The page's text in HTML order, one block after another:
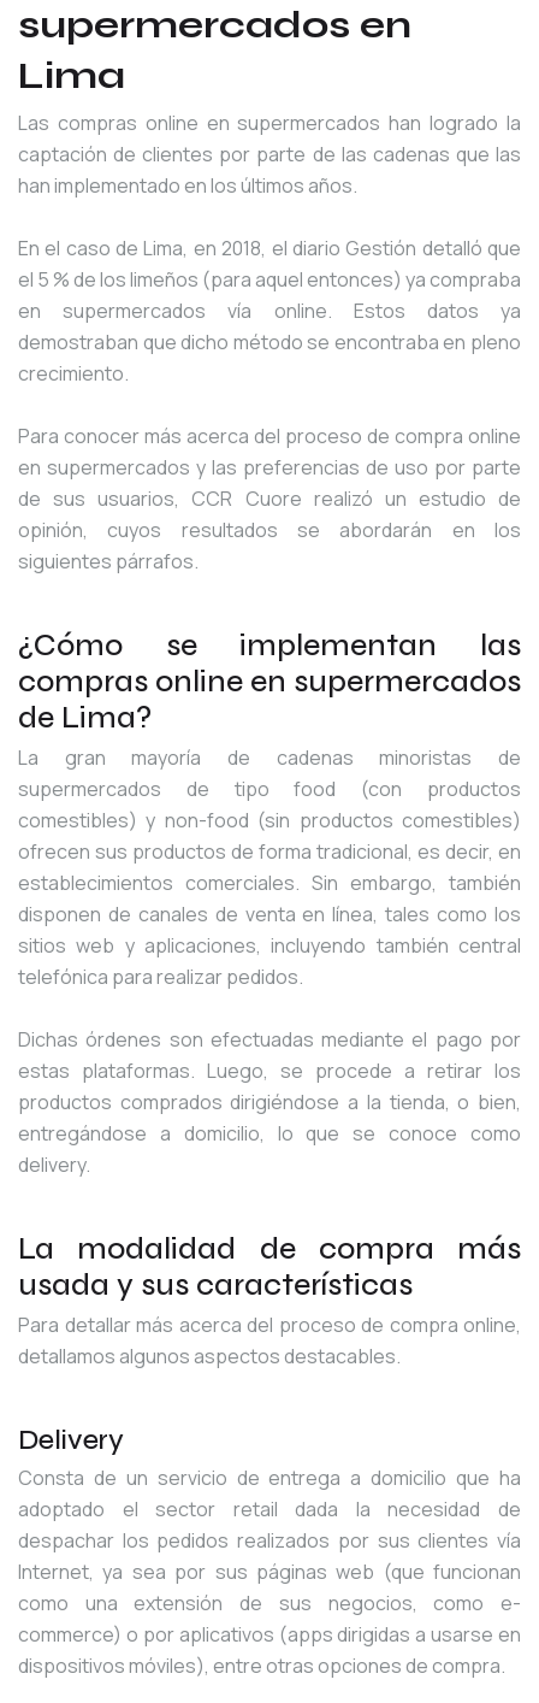
supermercados en
Lima
Las compras online en supermercados han logrado la
captación de clientes por parte de las cadenas que las
han implementado en los últimos años.
En el caso de Lima, en 2018, el diario Gestión detalló que
el 5 % de los limeños (para aquel entonces) ya compraba
en supermercados vía online. Estos datos ya
demostraban que dicho método se encontraba en pleno
crecimiento.
Para conocer más acerca del proceso de compra online
en supermercados y las preferencias de uso por parte
de sus usuarios, CCR Cuore realizó un estudio de
opinión, cuyos resultados se abordarán en los
siguientes párrafos.
¿Cómo se implementan las
compras online en supermercados
de Lima?
La gran mayoría de cadenas minoristas de
supermercados de tipo food (con productos
comestibles) y non-food (sin productos comestibles)
ofrecen sus productos de forma tradicional, es decir, en
establecimientos comerciales. Sin embargo, también
disponen de canales de venta en línea, tales como los
sitios web y aplicaciones, incluyendo también central
telefónica para realizar pedidos.
Dichas órdenes son efectuadas mediante el pago por
estas plataformas. Luego, se procede a retirar los
productos comprados dirigiéndose a la tienda, o bien,
entregándose a domicilio, lo que se conoce como
delivery.
La modalidad de compra más
usada y sus características
Para detallar más acerca del proceso de compra online,
detallamos algunos aspectos destacables.
Delivery
Consta de un servicio de entrega a domicilio que ha
adoptado el sector retail dada la necesidad de
despachar los pedidos realizados por sus clientes vía
Internet, ya sea por sus páginas web (que funcionan
como una extensión de sus negocios, como e-
commerce) o por aplicativos (apps dirigidas a usarse en
dispositivos móviles), entre otras opciones de compra.